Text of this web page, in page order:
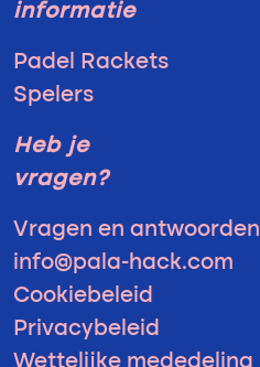
informatie
Padel Rackets
Spelers
Heb je
vragen?
Vragen en antwoorden
info@pala-hack.com
Cookiebeleid
Privacybeleid